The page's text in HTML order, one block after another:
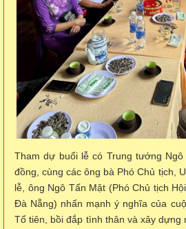
Tham dự buổi lễ có Trung tướng
đồng, cùng các ông bà Phó Chủ tịch,
lễ, ông Ngô Tấn Mật (Phó Chủ tịch
Đà Nẵng) nhấn mạnh ý nghĩa của
Tổ tiên, bồi đắp tình thân và xây dựng